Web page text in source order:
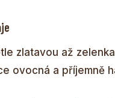
zlatavou až
ovocná a příjemně